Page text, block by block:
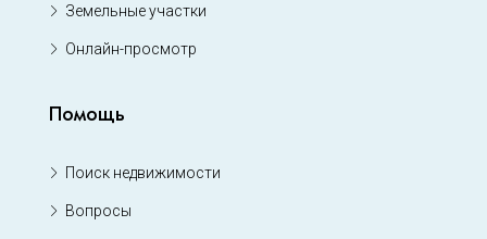
Земельные участки
Онлайн-просмотр
Помощь
Поиск недвижимости
Вопросы